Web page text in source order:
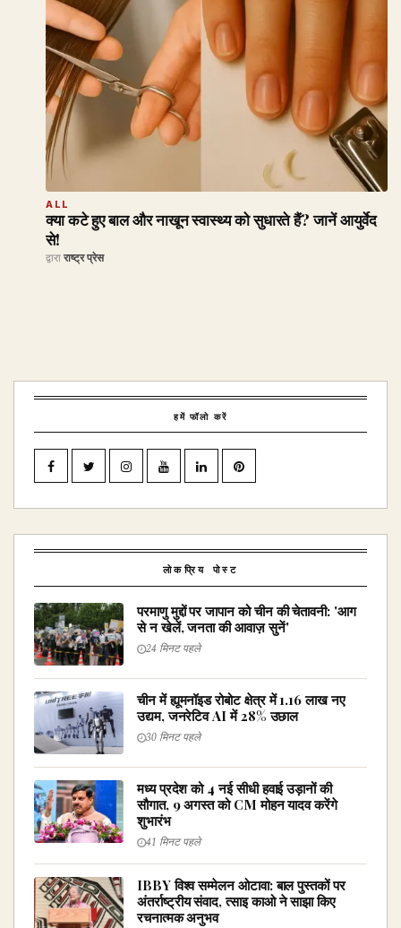
ALL
क्या कटे हुए बाल और नाखून स्वास्थ्य को सुधारते हैं? जानें आयुर्वेद
से!
द्वारा राष्ट्र प्रेस
हमें फॉलो करें
लोकप्रिय पोस्ट
परमाणु मुद्दों पर जापान को चीन की चेतावनी: 'आग
से न खेलें, जनता की आवाज़ सुनें'
24 मिनट पहले
चीन में ह्यूमनॉइड रोबोट क्षेत्र में 1.16 लाख नए
उद्यम, जनरेटिव AI में 28% उछाल
30 मिनट पहले
मध्य प्रदेश को 4 नई सीधी हवाई उड़ानों की
सौगात, 9 अगस्त को CM मोहन यादव करेंगे
शुभारंभ
41 मिनट पहले
IBBY विश्व सम्मेलन ओटावा: बाल पुस्तकों पर
अंतर्राष्ट्रीय संवाद, त्साइ काओ ने साझा किए
रचनात्मक अनुभव